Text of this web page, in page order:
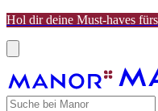
Hol dir deine Must-haves